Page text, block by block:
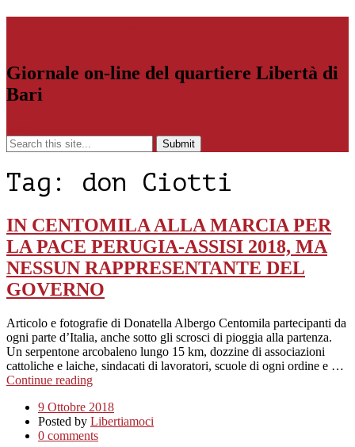
Giornale on-line del quartiere Libertà di
Bari
Tag: don Ciotti
IN CENTOMILA ALLA MARCIA PER
LA PACE PERUGIA-ASSISI 2018, MA
NESSUN RAPPRESENTANTE DEL
GOVERNO
Articolo e fotografie di Donatella Albergo Centomila partecipanti da
ogni parte d’Italia, anche sotto gli scrosci di pioggia alla partenza.
Un serpentone arcobaleno lungo 15 km, dozzine di associazioni
cattoliche e laiche, sindacati di lavoratori, scuole di ogni ordine e …
Continue reading
9 Ottobre 2018
Posted by Libertiamoci
0 comments